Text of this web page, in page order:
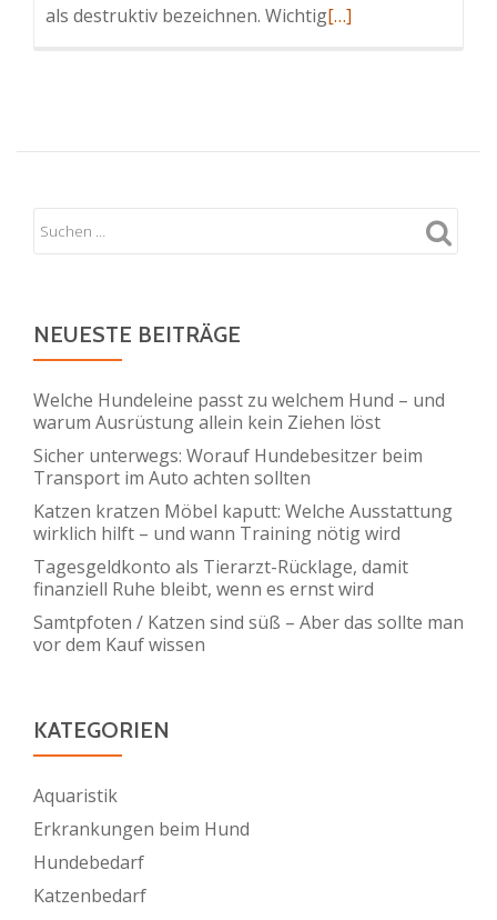
als destruktiv bezeichnen. WichtigRead
bei
[…]
NEUESTE BEITRÄGE
Welche Hundeleine passt zu welchem Hund – und
warum Ausrüstung allein kein Ziehen löst
Sicher unterwegs: Worauf Hundebesitzer beim
Transport im Auto achten sollten
Katzen kratzen Möbel kaputt: Welche Ausstattung
wirklich hilft – und wann Training nötig wird
Tagesgeldkonto als Tierarzt-Rücklage, damit
finanziell Ruhe bleibt, wenn es ernst wird
Samtpfoten / Katzen sind süß – Aber das sollte man
vor dem Kauf wissen
KATEGORIEN
Aquaristik
Erkrankungen beim Hund
Hundebedarf
Katzenbedarf